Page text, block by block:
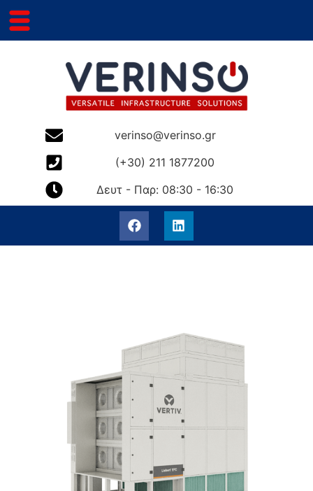
verinso@verinso.gr
(+30) 211 1877200
Δευτ - Παρ: 08:30 - 16:30